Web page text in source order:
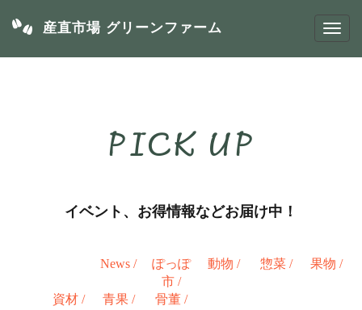
産直市場 グリーンファーム
PICK UP
イベント、お得情報などお届け中！
News /
ぽっぽ
市 /
動物 / 惣菜 / 果物 /
資材 / 青果 / 骨董 /